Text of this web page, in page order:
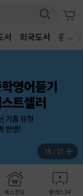
서 외국도서 중고샵
16 / 21
예스펀딩 클래스24